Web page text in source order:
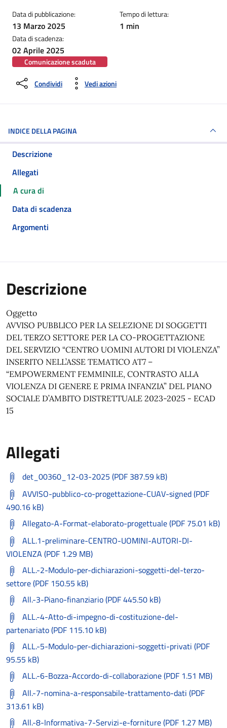
Data di pubblicazione:
13 Marzo 2025
Data di scadenza:
02 Aprile 2025
Comunicazione scaduta
Tempo di lettura:
1 min
Condividi Vedi azioni
INDICE DELLA PAGINA
Descrizione
Allegati
A cura di
Data di scadenza
Argomenti
Descrizione
Oggetto
AVVISO PUBBLICO PER LA SELEZIONE DI SOGGETTI
DEL TERZO SETTORE PER LA CO-PROGETTAZIONE
DEL SERVIZIO “CENTRO UOMINI AUTORI DI VIOLENZA”
INSERITO NELL’ASSE TEMATICO AT7 –
“EMPOWERMENT FEMMINILE, CONTRASTO ALLA
VIOLENZA DI GENERE E PRIMA INFANZIA” DEL PIANO
SOCIALE D’AMBITO DISTRETTUALE 2023-2025 - ECAD
15
Allegati
det_00360_12-03-2025 (PDF 387.59 kB)
AVVISO-pubblico-co-progettazione-CUAV-signed (PDF
490.16 kB)
Allegato-A-Format-elaborato-progettuale (PDF 75.01 kB)
ALL.1-preliminare-CENTRO-UOMINI-AUTORI-DI-
VIOLENZA (PDF 1.29 MB)
ALL.-2-Modulo-per-dichiarazioni-soggetti-del-terzo-
settore (PDF 150.55 kB)
All.-3-Piano-finanziario (PDF 445.50 kB)
ALL.-4-Atto-di-impegno-di-costituzione-del-
partenariato (PDF 115.10 kB)
ALL.-5-Modulo-per-dichiarazioni-soggetti-privati (PDF
95.55 kB)
ALL.-6-Bozza-Accordo-di-collaborazione (PDF 1.51 MB)
All.-7-nomina-a-responsabile-trattamento-dati (PDF
313.61 kB)
All.-8-Informativa-7-Servizi-e-forniture (PDF 1.27 MB)